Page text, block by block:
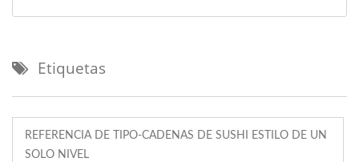
Etiquetas
REFERENCIA DE TIPO-CADENAS DE SUSHI ESTILO DE UN
SOLO NIVEL